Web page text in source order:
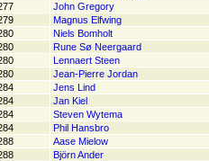
John Gregory
Magnus Elfwing
Niels Bomholt
Rune Sø Neergaard
Lennaert Steen
Jean-Pierre Jordan
Jens Lind
Jan Kiel
Steven Wytema
Phil Hansbro
Aase Mielow
Björn Ander